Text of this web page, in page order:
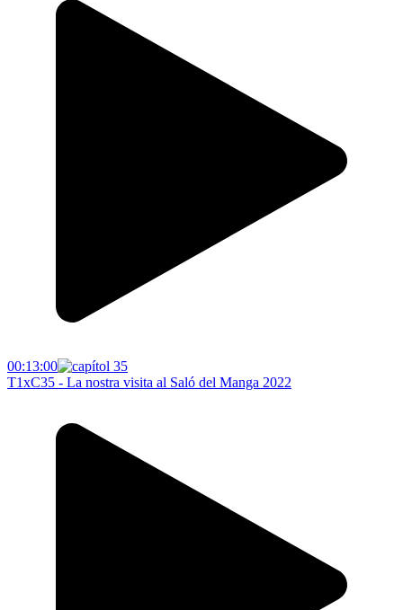
00:13:00
T1xC35 - La nostra visita al Saló del Manga 2022